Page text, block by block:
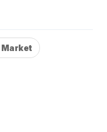
Market